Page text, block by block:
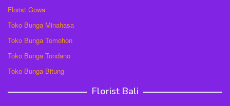
Florist Gowa
Toko Bunga Minahasa
Toko Bunga Tomohon
Toko Bunga Tondano
Toko Bunga Bitung
Florist Bali